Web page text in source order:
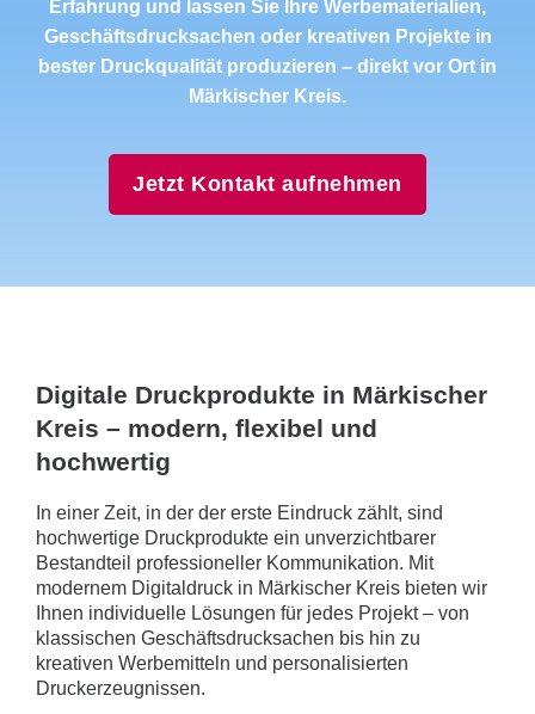
Erfahrung und lassen Sie Ihre Werbematerialien,
Geschäftsdrucksachen oder kreativen Projekte in
bester Druckqualität produzieren – direkt vor Ort in
Märkischer Kreis.
Jetzt Kontakt aufnehmen
Digitale Druckprodukte in Märkischer
Kreis – modern, flexibel und
hochwertig
In einer Zeit, in der der erste Eindruck zählt, sind
hochwertige Druckprodukte ein unverzichtbarer
Bestandteil professioneller Kommunikation. Mit
modernem Digitaldruck in Märkischer Kreis bieten wir
Ihnen individuelle Lösungen für jedes Projekt – von
klassischen Geschäftsdrucksachen bis hin zu
kreativen Werbemitteln und personalisierten
Druckerzeugnissen.